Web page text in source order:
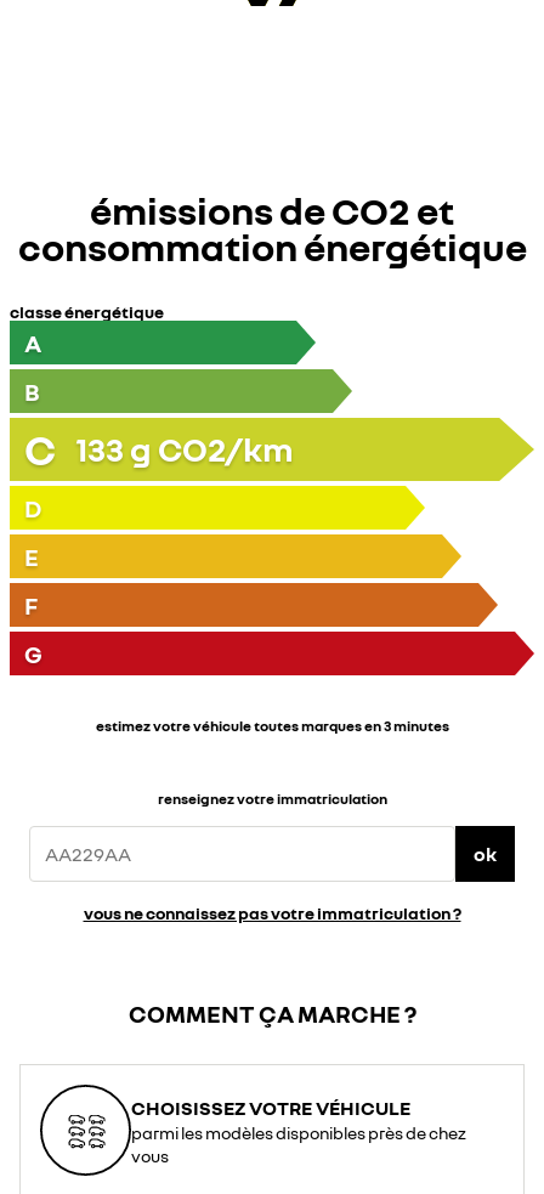
émissions de CO2 et
consommation énergétique
classe énergétique
A
B
C 133 g CO2/km
D
E
F
G
estimez votre véhicule toutes marques en 3 minutes
renseignez votre immatriculation
ok
vous ne connaissez pas votre immatriculation ?
COMMENT ÇA MARCHE ?
CHOISISSEZ VOTRE VÉHICULE
parmi les modèles disponibles près de chez
vous